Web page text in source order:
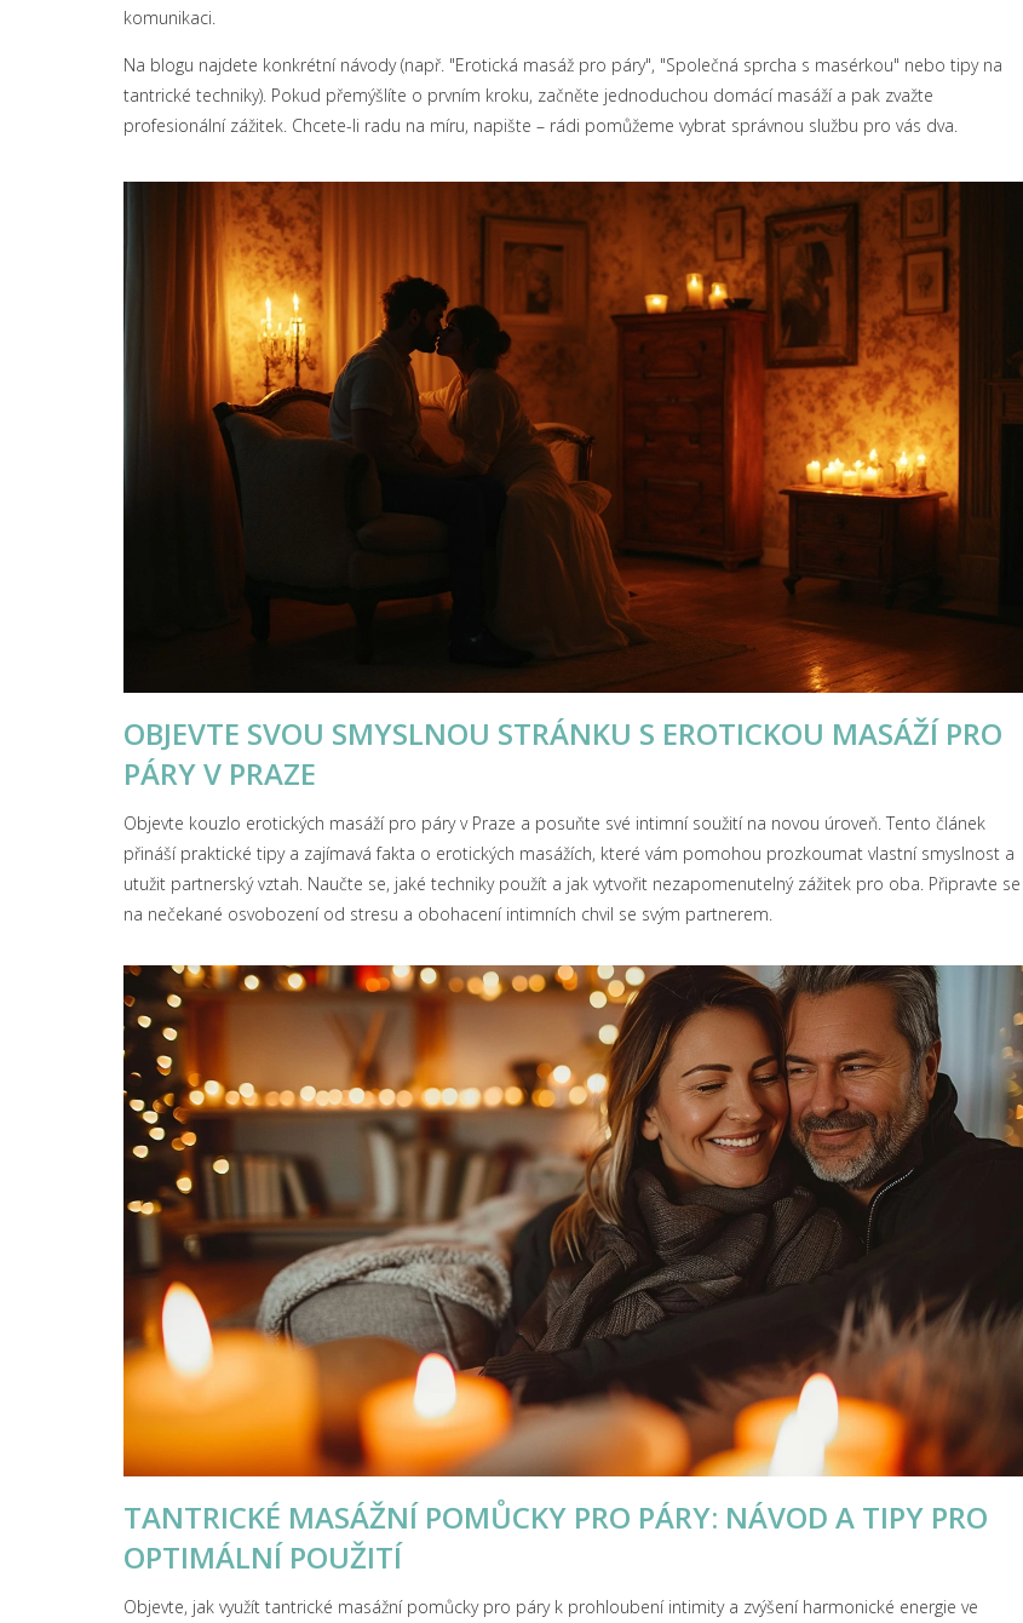
komunikaci.
Na blogu najdete konkrétní návody (např. "Erotická masáž pro páry", "Společná sprcha s masérkou" nebo tipy na
tantrické techniky). Pokud přemýšlíte o prvním kroku, začněte jednoduchou domácí masáží a pak zvažte
profesionální zážitek. Chcete-li radu na míru, napište – rádi pomůžeme vybrat správnou službu pro vás dva.
OBJEVTE SVOU SMYSLNOU STRÁNKU S EROTICKOU MASÁŽÍ PRO
PÁRY V PRAZE
Objevte kouzlo erotických masáží pro páry v Praze a posuňte své intimní soužití na novou úroveň. Tento článek
přináší praktické tipy a zajímavá fakta o erotických masážích, které vám pomohou prozkoumat vlastní smyslnost a
utužit partnerský vztah. Naučte se, jaké techniky použít a jak vytvořit nezapomenutelný zážitek pro oba. Připravte se
na nečekané osvobození od stresu a obohacení intimních chvil se svým partnerem.
TANTRICKÉ MASÁŽNÍ POMŮCKY PRO PÁRY: NÁVOD A TIPY PRO
OPTIMÁLNÍ POUŽITÍ
Objevte, jak využít tantrické masážní pomůcky pro páry k prohloubení intimity a zvýšení harmonické energie ve